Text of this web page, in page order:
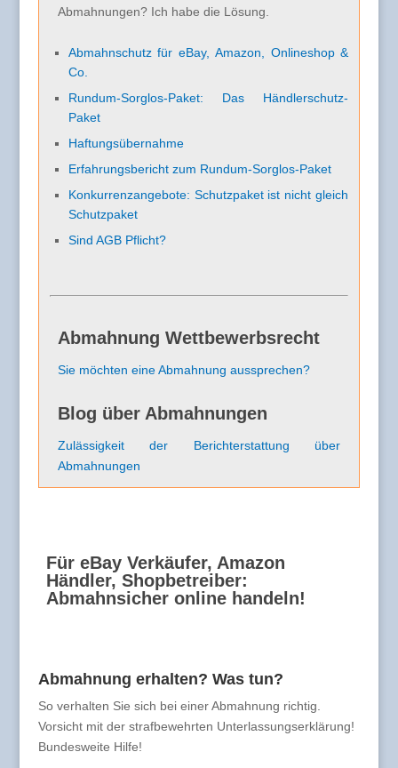
Abmahnungen? Ich habe die Lösung.
Abmahnschutz für eBay, Amazon, Onlineshop &
Co.
Rundum-Sorglos-Paket: Das Händlerschutz-
Paket
Haftungsübernahme
Erfahrungsbericht zum Rundum-Sorglos-Paket
Konkurrenzangebote: Schutzpaket ist nicht gleich
Schutzpaket
Sind AGB Pflicht?
Abmahnung Wettbewerbsrecht
Sie möchten eine Abmahnung aussprechen?
Blog über Abmahnungen
Zulässigkeit der Berichterstattung über
Abmahnungen
Für eBay Verkäufer, Amazon
Händler, Shopbetreiber:
Abmahnsicher online handeln!
Abmahnung erhalten? Was tun?
So verhalten Sie sich bei einer Abmahnung richtig.
Vorsicht mit der strafbewehrten Unterlassungserklärung!
Bundesweite Hilfe!